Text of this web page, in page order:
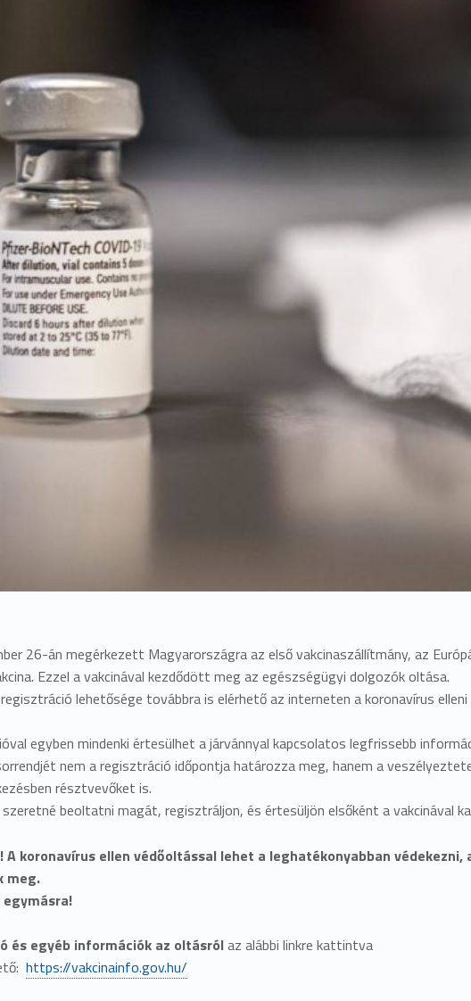
26-án megérkezett Magyarországra az első vakcinaszállítmány, az
Ezzel a vakcinával kezdődött meg az egészségügyi dolgozók oltása.
lehetősége továbbra is elérhető az interneten a koronavírus
egyben mindenki értesülhet a járvánnyal kapcsolatos legfrissebb
nem a regisztráció időpontja határozza meg, hanem a
résztvevőket is.
szeretné beoltatni magát, regisztráljon, és értesüljön elsőként a vakcinával
A koronavírus ellen védőoltással lehet a leghatékonyabban
meg.
és egyéb információk az oltásrólaz alábbi linkre kattintva
https://vakcinainfo.gov.hu/